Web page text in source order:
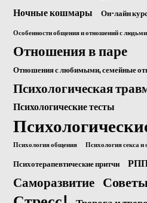
Ночные кошмары Он-лайн
Особенности общения и отношений с людьми
Отношения в паре
Отношения с любимыми, семейные
Психологическая
Психологические тесты
Психология общения Психология секса и
Психотерапевтические притчи
Саморазвитие